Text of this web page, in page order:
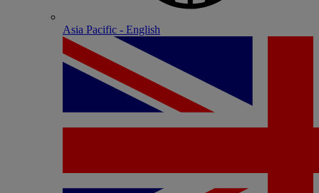
Asia Pacific - English